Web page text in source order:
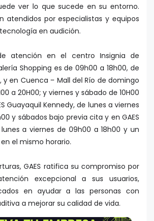
ver lo que sucede en su entorno.
atendidos por especialistas y equipos
en audición.
atención en el centro Insignia de
Shopping es de 09h00 a 18h00, de
y en Cuenca – Mall del Río de domingo
a 20H00; y viernes y sábado de 10H00
Guayaquil Kennedy, de lunes a viernes
y sábados bajo previa cita y en GAES
a viernes de 09h00 a 18h00 y un
el mismo horario.
GAES ratifica su compromiso por
excepcional a sus usuarios,
en ayudar a las personas con
a mejorar su calidad de vida.